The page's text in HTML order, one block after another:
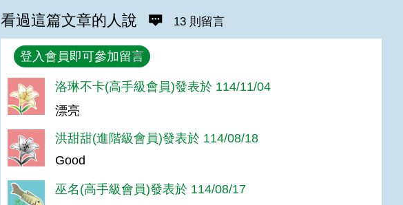
看過這篇文章的人說 13 則留言
回覆
登入會員即可參加留言
洛琳不卡(高手級會員)發表於 114/11/04
漂亮
洪甜甜(進階級會員)發表於 114/08/18
Good
巫名(高手級會員)發表於 114/08/17